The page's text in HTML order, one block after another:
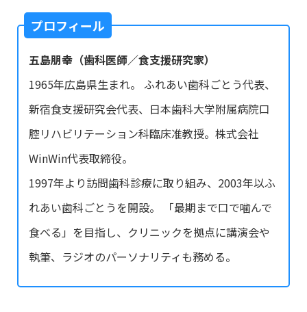
プロフィール
五島朋幸（歯科医師／食支援研究家）
1965年広島県生まれ。 ふれあい歯科ごとう代表、
新宿食支援研究会代表、日本歯科大学附属病院口
腔リハビリテーション科臨床准教授。株式会社
WinWin代表取締役。
1997年より訪問歯科診療に取り組み、2003年以ふ
れあい歯科ごとうを開設。 「最期まで口で噛んで
食べる」を目指し、クリニックを拠点に講演会や
執筆、ラジオのパーソナリティも務める。